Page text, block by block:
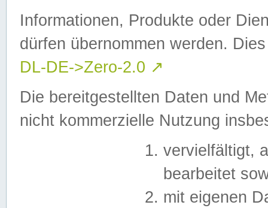
Informationen, Produkte oder
dürfen übernommen werden.
DL-DE->Zero-2.0 ↗
Die bereitgestellten Daten und
nicht kommerzielle Nutzung
vervielfältigt,
bearbeitet
mit eigenen